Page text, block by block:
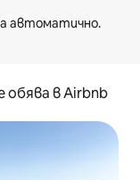
обява в Airbnb